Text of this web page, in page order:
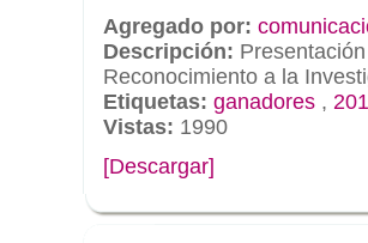
Agregado por:
Descripción:
Reconocimiento a la
Etiquetas: ganadores ,
Vistas: 1990
[Descargar]